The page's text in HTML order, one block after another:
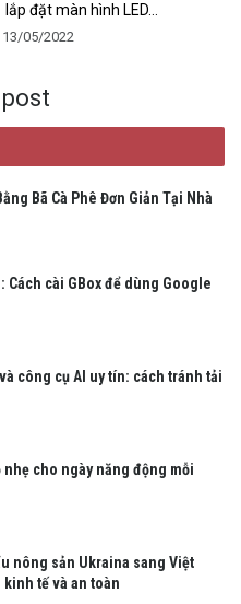
lắp đặt màn hình LED…
13/05/2022
Bã Cà Phê Đơn Giản Tại Nhà
Cách cài GBox để dùng Google
công cụ AI uy tín: cách tránh tải
cho ngày năng động mỗi
nông sản Ukraina sang Việt
kinh tế và an toàn